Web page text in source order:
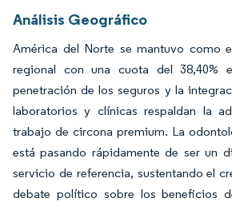
Análisis Geográfico
América del Norte se mantuvo como
regional con una cuota del 38,40%
penetración de los seguros y la
laboratorios y clínicas respaldan la
trabajo de circona premium. La
está pasando rápidamente de ser un
servicio de referencia, sustentando el
debate político sobre los beneficios